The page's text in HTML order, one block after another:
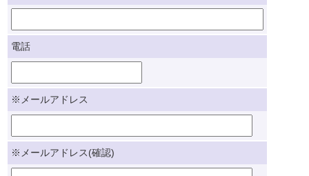
電話
※メールアドレス
※メールアドレス(確認)